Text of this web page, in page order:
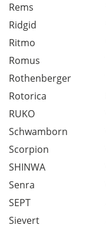
Rems
Ridgid
Ritmo
Romus
Rothenberger
Rotorica
RUKO
Schwamborn
Scorpion
SHINWA
Senra
SEPT
Sievert